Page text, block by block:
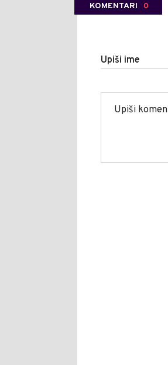
KOMENTARI 0
Upiši ime